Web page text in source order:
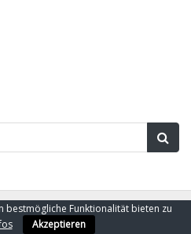
© 2026 Amolith
bestmögliche Funktionalität bieten zu
Akzeptieren